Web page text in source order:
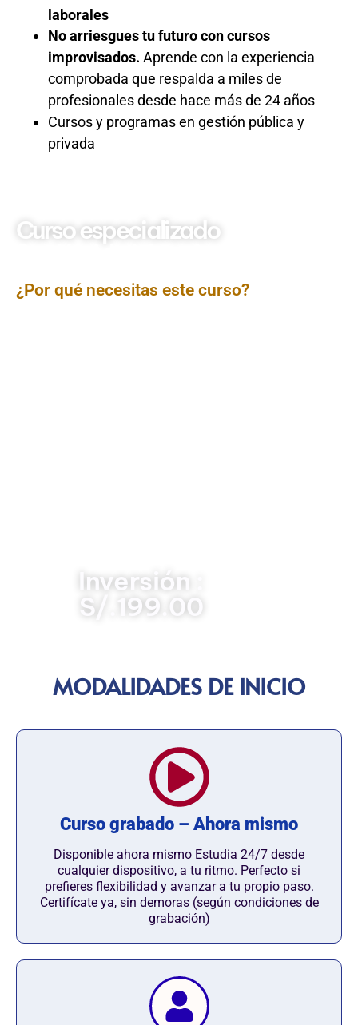
laborales
No arriesgues tu futuro con cursos
improvisados. Aprende con la experiencia
comprobada que respalda a miles de
profesionales desde hace más de 24 años
Cursos y programas en gestión pública y
privada
Curso especializado
¿Por qué necesitas este curso?
Inversión :
S/.199.00
MODALIDADES DE INICIO
Curso grabado – Ahora mismo
Disponible ahora mismo Estudia 24/7 desde
cualquier dispositivo, a tu ritmo. Perfecto si
prefieres flexibilidad y avanzar a tu propio paso.
Certifícate ya, sin demoras (según condiciones de
grabación)